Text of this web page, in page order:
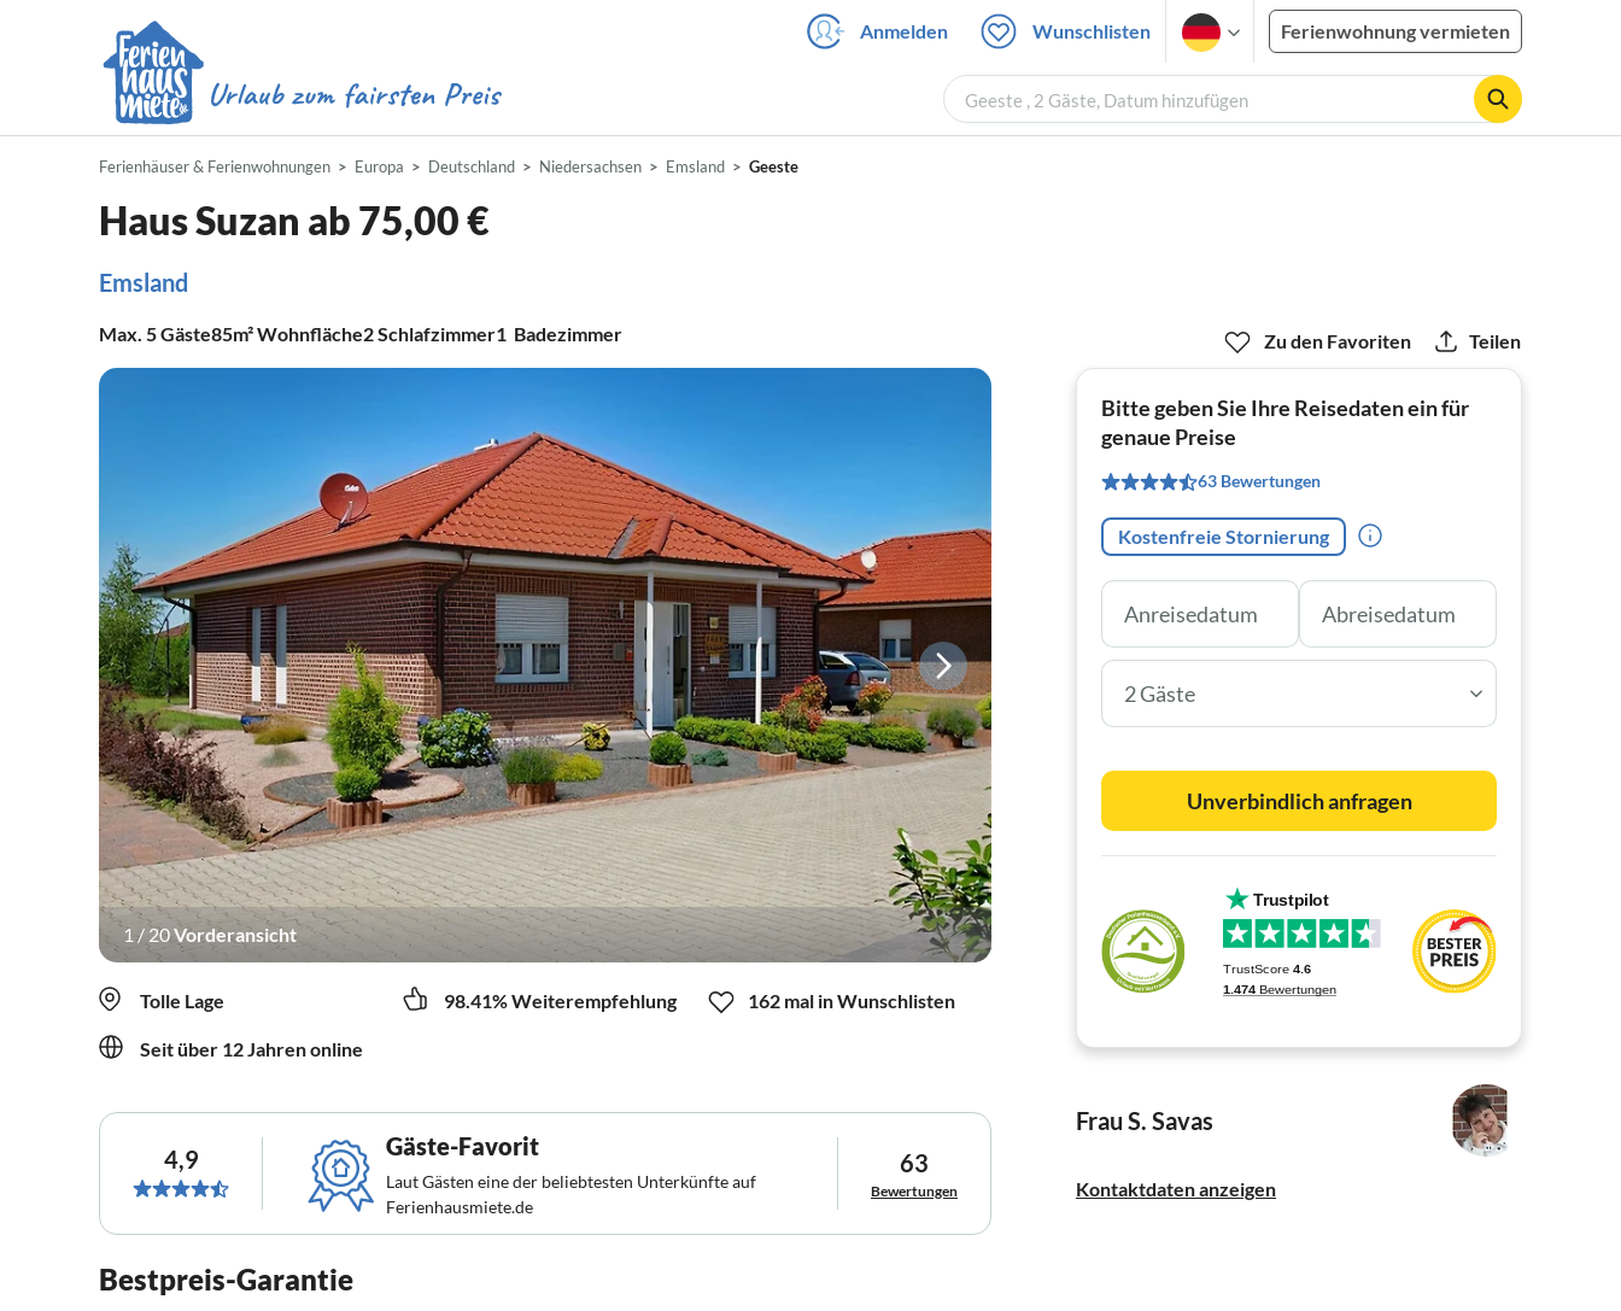
Anmelden Wunschlisten Ferienwohnung vermieten
Geeste , 2 Gäste, Datum hinzufügen
Ferienhäuser & Ferienwohnungen Europa Deutschland Niedersachsen Emsland Geeste
Haus Suzan ab 75,00 €
Emsland
Max. 5Gäste85m²Wohnfläche2Schlafzimmer1 Badezimmer
1 / 20Vorderansicht
Tolle Lage 98.41% Weiterempfehlung 162 mal in Wunschlisten
Seit über 12 Jahren online
4,9 Gäste-Favorit
Laut Gästen eine der beliebtesten Unterkünfte auf
Ferienhausmiete.de
63
Bewertungen
Bestpreis-Garantie
Zu den Favoriten Teilen
Bitte geben Sie Ihre Reisedaten ein für
genaue Preise
63 Bewertungen
Kostenfreie Stornierung
2 Gäste
Unverbindlich anfragen
Frau S. Savas
Kontaktdaten anzeigen